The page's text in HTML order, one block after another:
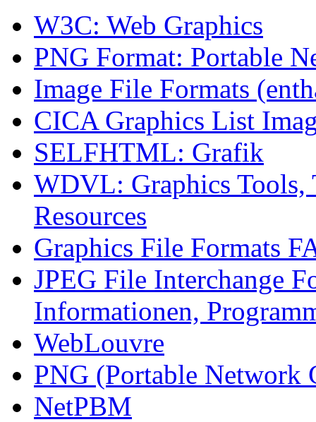
W3C: Web Graphics
PNG Format: Portable
Image File Formats
CICA Graphics List
SELFHTML: Grafik
WDVL: Graphics Tools,
Resources
Graphics File Formats
JPEG File Interchange
Informationen,
WebLouvre
PNG (Portable Network
NetPBM